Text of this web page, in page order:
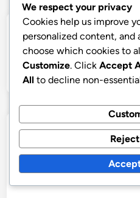
Search
Search
for:
Archives
We respect your privacy
Cookies help us improve
personalized content, and
choose which cookies to
Customize. Click Accept
All to decline non-